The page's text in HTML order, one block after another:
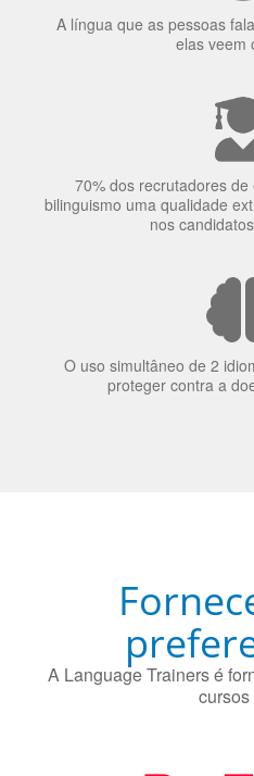
A língua que as pessoas
elas veem
70% dos recrutadores
bilinguismo uma qualidade
nos
O uso simultâneo de 2
proteger contra a
A Language Trainers é